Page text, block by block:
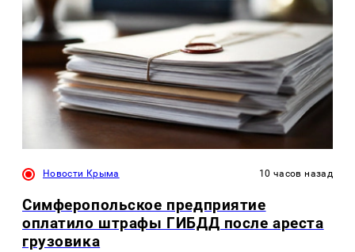
Новости Крыма 10 часов назад
Симферопольское предприятие
оплатило штрафы ГИБДД после ареста
грузовика